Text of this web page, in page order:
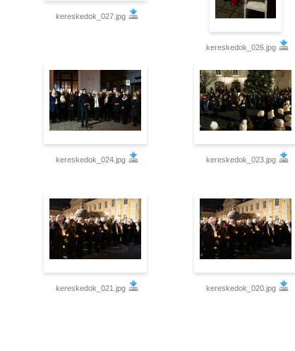
kereskedok_027.jpg
kereskedok_026.jpg
kereskedok_024.jpg kereskedok_023.jpg
kereskedok_021.jpg kereskedok_020.jpg